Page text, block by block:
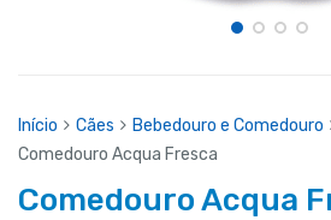
Início Cães Bebedouro e Comedouro
Comedouro Acqua Fresca
Comedouro Acqua